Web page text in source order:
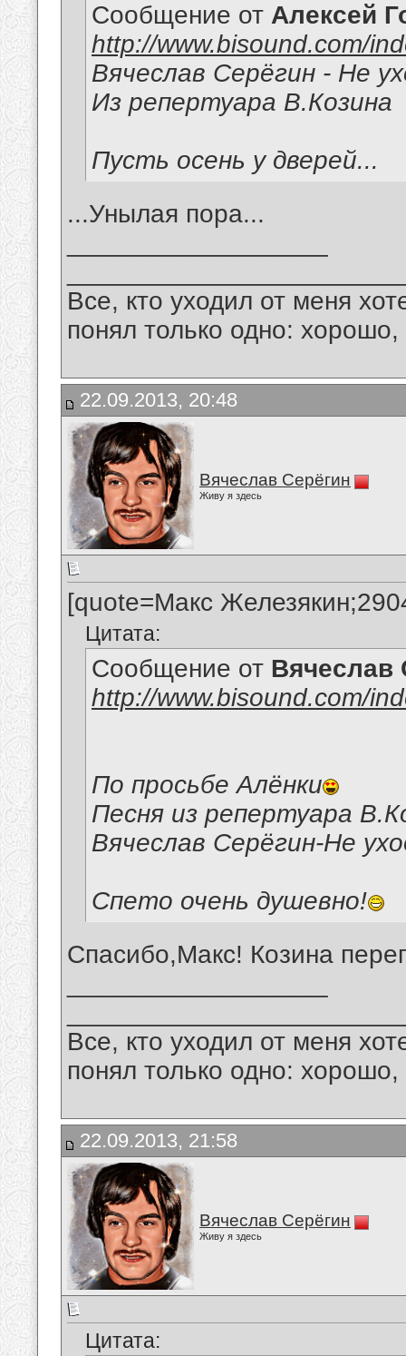
Сообщение от Алексей
http://www.bisound.com/
Вячеслав Серёгин - Не
Из репертуара В.Козина
Пусть осень у дверей...
...Унылая пора...
Все, кто уходил от меня
понял только одно:
22.09.2013, 20:48
Вячеслав Серёгин
Живу я здесь
[quote=Макс
Цитата:
Сообщение от Вячеслав
http://www.bisound.com/
По просьбе Алёнки
Песня из репертуара
Вячеслав Серёгин-Не
Спето очень душевно!
Спасибо,Макс! Козина
Все, кто уходил от меня
понял только одно:
22.09.2013, 21:58
Вячеслав Серёгин
Живу я здесь
Цитата: